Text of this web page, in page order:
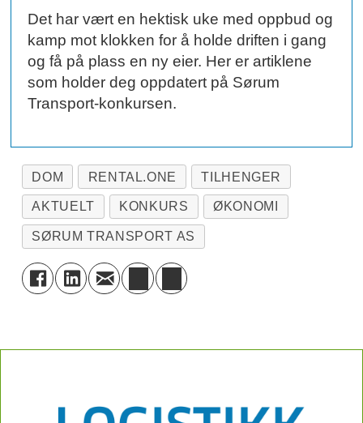
Det har vært en hektisk uke med oppbud og
kamp mot klokken for å holde driften i gang
og få på plass en ny eier. Her er artiklene
som holder deg oppdatert på Sørum
Transport-konkursen.
DOM RENTAL.ONE TILHENGER
AKTUELT KONKURS ØKONOMI
SØRUM TRANSPORT AS